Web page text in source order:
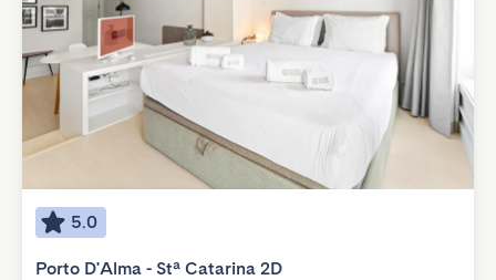
5.0
Porto D'Alma - Stª Catarina 2D